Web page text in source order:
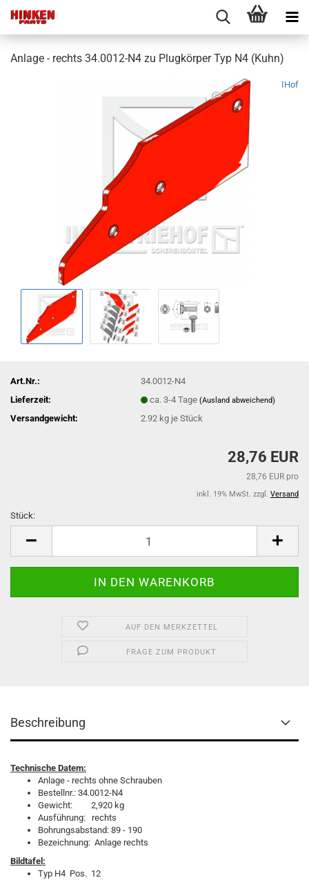
Anlage - rechts 34.0012-N4 zu Plugkörper Typ N4 (Kuhn)
IHof
Art.Nr.:
34.0012-N4
Lieferzeit:
ca. 3-4 Tage(Ausland abweichend)
Versandgewicht: 2.92 kg je Stück
28,76 EUR
28,76 EUR pro
inkl. 19% MwSt. zzgl. Versand
Stück:
AUF DEN MERKZETTEL
FRAGE ZUM PRODUKT
Beschreibung
Technische Datem:
Anlage - rechts ohne Schrauben
Bestellnr.: 34.0012-N4
Gewicht: 2,920 kg
Ausführung: rechts
Bohrungsabstand: 89 - 190
Bezeichnung: Anlage rechts
Bildtafel:
Typ H4 Pos. 12